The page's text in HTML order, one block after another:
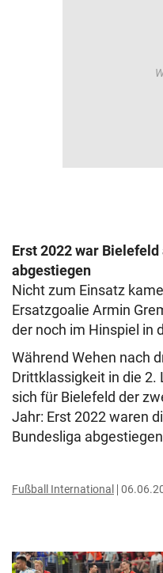
Erst 2022 war
abgestiegen
Nicht zum Einsatz
Ersatzgoalie Armin
der noch im Hinspiel in
Während Wehen nach
Drittklassigkeit in die 2.
sich für Bielefeld der
Jahr: Erst 2022 waren
Bundesliga
Fußball International